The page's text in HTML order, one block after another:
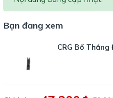
Bạn đang xem
CRG Bố